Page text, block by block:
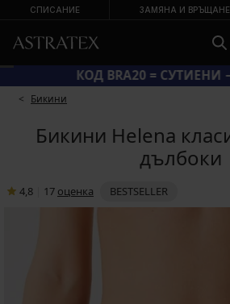
СПИСАНИЕ ЗАМЯНА И ВРЪЩАНЕ
КОД BRA20 = СУТИЕНИ
Бикини
Бикини Helena
дълбоки
4,8 17 oценка BESTSELLER